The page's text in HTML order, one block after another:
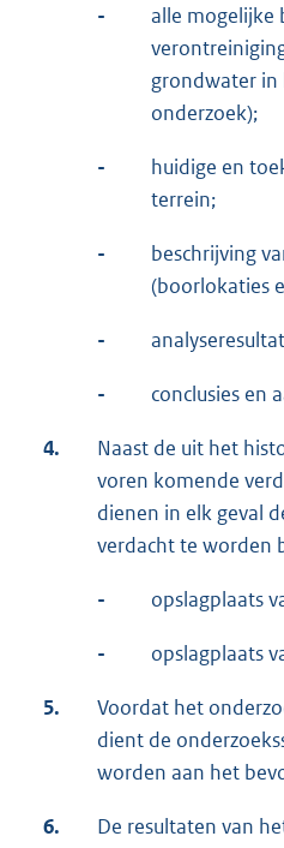
-
alle mogelijke
grondwater in
onderzoek);
-
huidige en
terrein;
-
beschrijving
(boorlokaties
-
- conclusies en
4.
Naast de uit het
voren komende
dienen in elk geval
verdacht te worden
- opslagplaats
- opslagplaats
5.
Voordat het
dient de
worden aan het
6.
De resultaten van